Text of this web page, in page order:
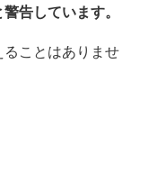
告しています。
ことはありませ